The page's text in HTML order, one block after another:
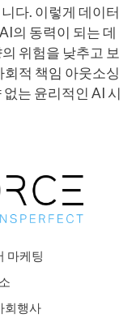
다. 이렇게 데이터
의 동력이 되는 데
위험을 낮추고 보
적 책임 아웃소싱
는 윤리적인 AI 시
마케팅
회행사